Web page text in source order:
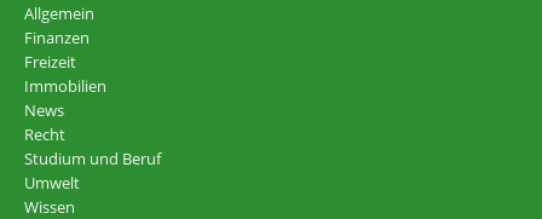
Allgemein
Finanzen
Freizeit
Immobilien
News
Recht
Studium und Beruf
Umwelt
Wissen